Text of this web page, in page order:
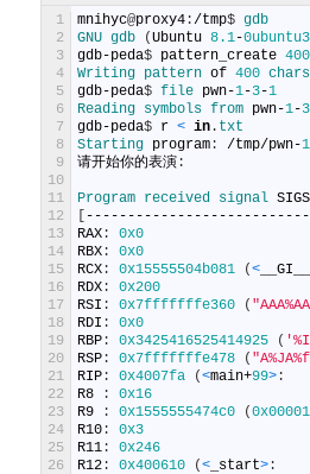
1
2
3
4
5
6
7
8
9
10
11
12
13
14
15
16
17
18
19
20
21
22
23
24
25
26
mnihyc@proxy4 :/tmp$ gdb
GNU gdb (Ubuntu 8.1-
gdb-peda$ pattern_create 400
Writing pattern of 400 chars
gdb-peda$ file pwn-1-3-1
Reading symbols from pwn-1-3
gdb-peda$ r < in . txt
Starting program : /tmp/pwn-1
请开始你的表演 :
Program received signal
RAX :
0x0
RBX :
0x0
RCX : 0x15555504b081 (<
RDX :
0x200
RSI : 0x7fffffffe360 (
RDI :
0x0
RBP : 0x3425416525414925 (
RSP : 0x7fffffffe478 (
RIP : 0x4007fa (<main+99> :
R8
:
0x16
R9
: 0x1555555474c0 (
R10 :
0x3
R11 :
0x246
R12 : 0x400610 (< _start> :